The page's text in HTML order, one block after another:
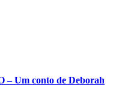
Um conto de Deborah